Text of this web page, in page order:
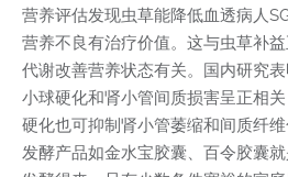
营养评估发现虫草能降低血透病人
营养不良有治疗价值。这与虫草补
代谢改善营养状态有关。国内研究
小球硬化和肾小管间质损害呈正相
硬化也可抑制肾小管萎缩和间质纤
发酵产品如金水宝胶囊、百令胶囊